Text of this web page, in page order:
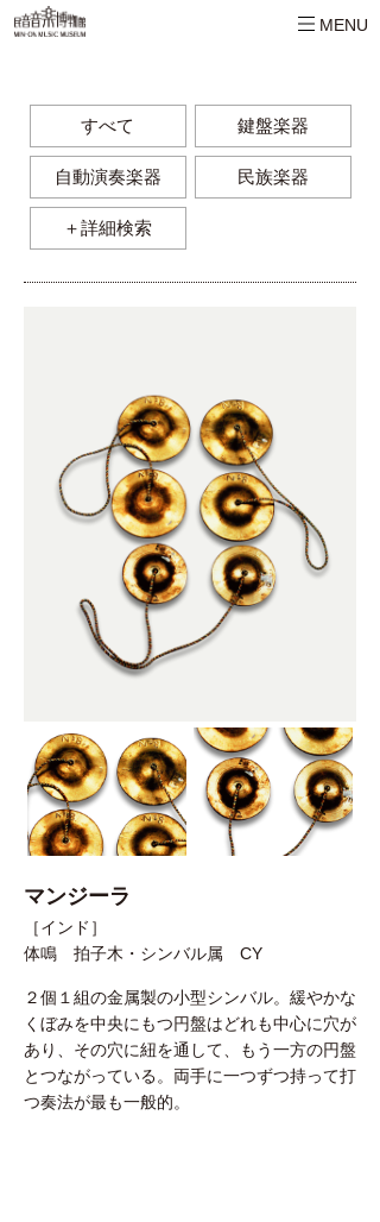
MENU
すべて 鍵盤楽器
自動演奏楽器 民族楽器
＋詳細検索
マンジーラ
［インド］
体鳴 拍子木・シンバル属 CY
２個１組の金属製の小型シンバル。緩やかな
くぼみを中央にもつ円盤はどれも中心に穴が
あり、その穴に紐を通して、もう一方の円盤
とつながっている。両手に一つずつ持って打
つ奏法が最も一般的。